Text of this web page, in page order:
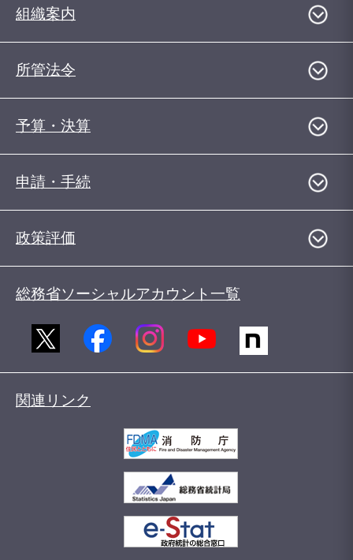
組織案内
所管法令
予算・決算
申請・手続
政策評価
総務省ソーシャルアカウント一覧
関連リンク